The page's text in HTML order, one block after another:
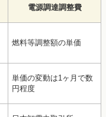
電源調達調整費
燃料等調整額の単価
単価の変動は1ヶ月で数
円程度